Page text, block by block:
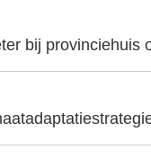
bij provinciehuis